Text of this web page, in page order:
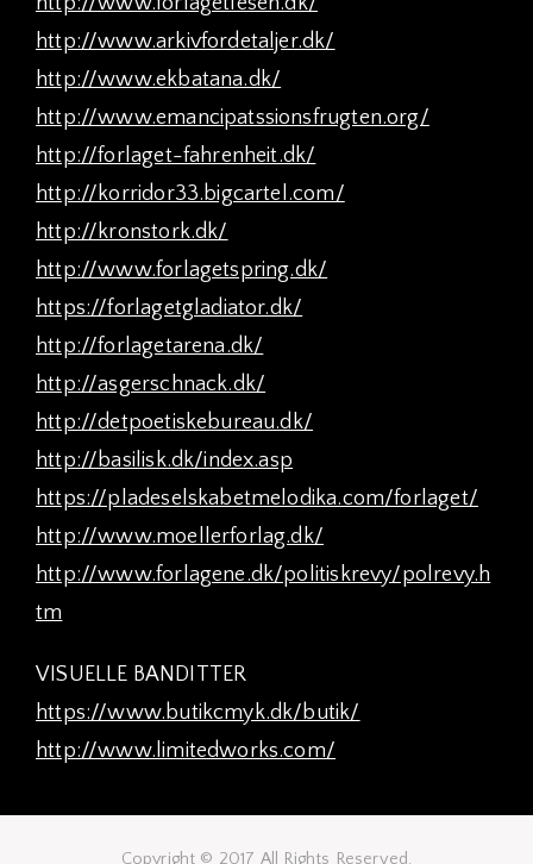
http://www.arkivfordetaljer.dk/
http://www.ekbatana.dk/
http://www.emancipatssionsfrugten.org/
http://forlaget-fahrenheit.dk/
http://korridor33.bigcartel.com/
http://kronstork.dk/
http://www.forlagetspring.dk/
https://forlagetgladiator.dk/
http://forlagetarena.dk/
http://asgerschnack.dk/
http://detpoetiskebureau.dk/
http://basilisk.dk/index.asp
https://pladeselskabetmelodika.com/forlaget/
http://www.moellerforlag.dk/
http://www.forlagene.dk/politiskrevy/polrevy.h
tm
VISUELLE BANDITTER
https://www.butikcmyk.dk/butik/
http://www.limitedworks.com/
Copyright © 2017 All Rights Reserved.